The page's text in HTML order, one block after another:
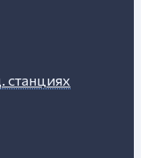
станциях